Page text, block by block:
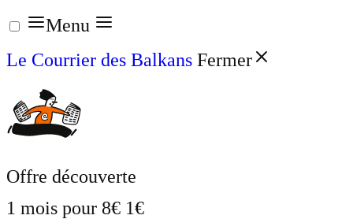
Aller
au
contenu
Menu
Le Courrier des Balkans Fermer
Offre découverte
1 mois pour 8€ 1€